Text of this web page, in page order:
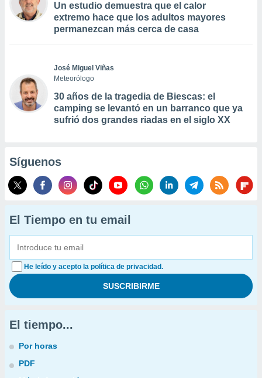
Un estudio demuestra que el calor
extremo hace que los adultos mayores
permanezcan más cerca de casa
José Miguel Viñas
Meteorólogo
30 años de la tragedia de Biescas: el
camping se levantó en un barranco que ya
sufrió dos grandes riadas en el siglo XX
Síguenos
El Tiempo en tu email
He leído y acepto la política de privacidad.
El tiempo...
Por horas
PDF